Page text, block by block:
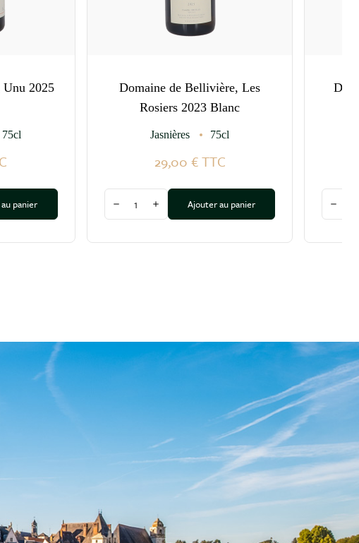
Unu 2025
75cl
panier
Domaine de Bellivière, Les
Rosiers 2023 Blanc
Jasnières 75cl
29,00 € TTC
Diminuer la quantité
Augmenter la quantité
Ajouter au panier